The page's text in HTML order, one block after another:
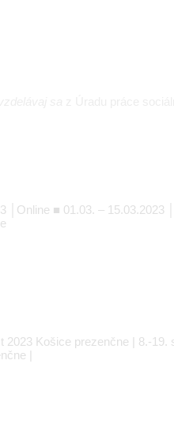
│Online ■ 01.03. –
2023 Košice prezenčne | 8.-
|